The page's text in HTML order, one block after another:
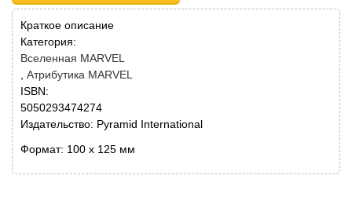
Краткое описание
Категория:
Вселенная MARVEL
Атрибутика MARVEL
ISBN:
5050293474274
Издательство: Pyramid International
Формат: 100 x 125 мм